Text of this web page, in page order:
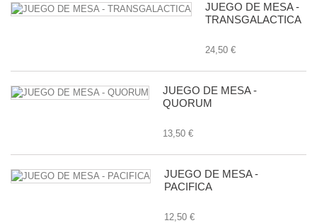
JUEGO DE MESA -
TRANSGALACTICA
24,50 €
JUEGO DE MESA -
QUORUM
13,50 €
JUEGO DE MESA -
PACIFICA
12,50 €